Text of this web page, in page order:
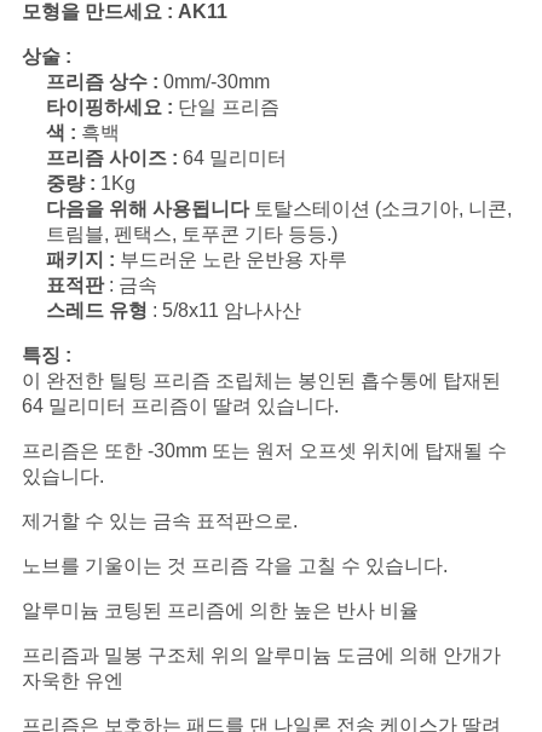
용
문
요
사
이
맵
PRIVACY
POLICY
모형을 만드세요 : AK11
상술 :
프리즘 상수 : 0mm/-30mm
타이핑하세요 : 단일 프리즘
색 : 흑백
프리즘 사이즈 : 64 밀리미터
중량 : 1Kg
다음을 위해 사용됩니다토탈스테이션 (소크기아, 니콘,
트림블, 펜택스, 토푸콘 기타 등등.)
패키지 : 부드러운 노란 운반용 자루
표적판: 금속
스레드 유형 : 5/8x11 암나사산
특징 :
이 완전한 틸팅 프리즘 조립체는 봉인된 흡수통에 탑재된
64 밀리미터 프리즘이 딸려 있습니다.
프리즘은 또한 -30mm 또는 원저 오프셋 위치에 탑재될 수
있습니다.
제거할 수 있는 금속 표적판으로.
노브를 기울이는 것 프리즘 각을 고칠 수 있습니다.
알루미늄 코팅된 프리즘에 의한 높은 반사 비율
프리즘과 밀봉 구조체 위의 알루미늄 도금에 의해 안개가
자욱한 유엔
프리즘은 보호하는 패드를 댄 나일론 전송 케이스가 딸려